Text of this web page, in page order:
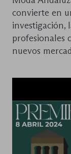
convierte en
investigación,
profesionales
nuevos